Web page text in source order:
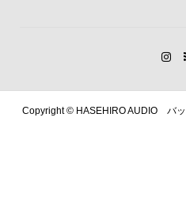
Copyright ©HASEHIRO AUDIO バッ